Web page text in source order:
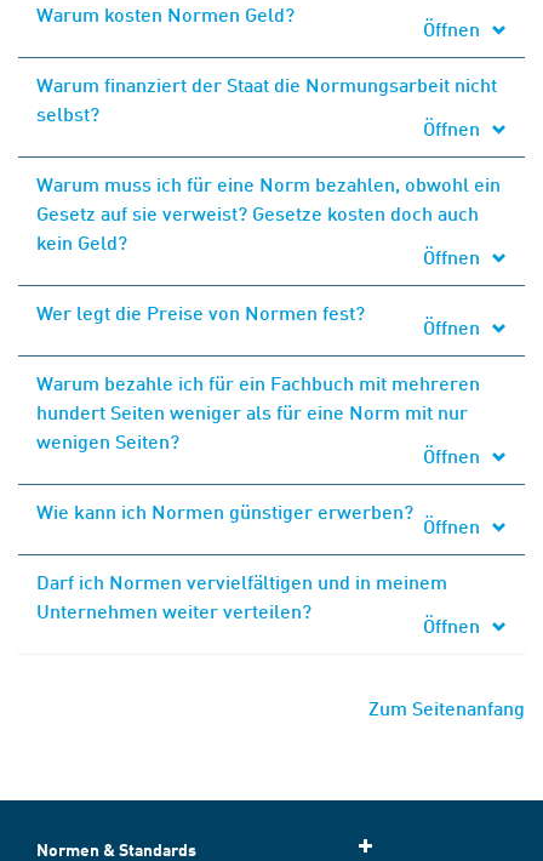
Warum kosten Normen Geld?
Öffnen
Warum finanziert der Staat die Normungsarbeit nicht
selbst?
Öffnen
Warum muss ich für eine Norm bezahlen, obwohl ein
Gesetz auf sie verweist? Gesetze kosten doch auch
kein Geld?
Öffnen
Wer legt die Preise von Normen fest?
Öffnen
Warum bezahle ich für ein Fachbuch mit mehreren
hundert Seiten weniger als für eine Norm mit nur
wenigen Seiten?
Öffnen
Wie kann ich Normen günstiger erwerben?
Öffnen
Darf ich Normen vervielfältigen und in meinem
Unternehmen weiter verteilen?
Öffnen
Zum Seitenanfang
Normen & Standards